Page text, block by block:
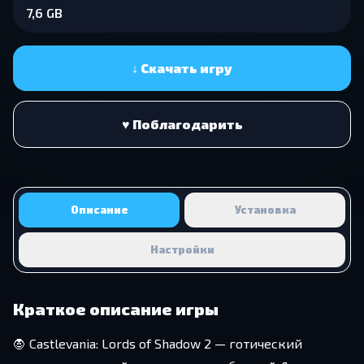
7,6 GB
↓ Скачать игру
♥ Поблагодарить
Описание Установка
Настройки
Краткое описание игры
🧛 Castlevania: Lords of Shadow 2 — готический